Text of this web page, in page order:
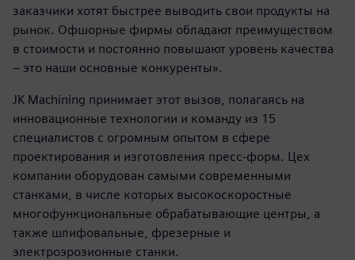
заказчики хотят быстрее выводить свои продукты на
рынок. Офшорные фирмы обладают преимуществом
в стоимости и постоянно повышают уровень качества
– это наши основные конкуренты».
JK Machining принимает этот вызов, полагаясь на
инновационные технологии и команду из 15
специалистов с огромным опытом в сфере
проектирования и изготовления пресс-форм. Цех
компании оборудован самыми современными
станками, в числе которых высокоскоростные
многофункциональные обрабатывающие центры, а
также шлифовальные, фрезерные и
электроэрозионные станки.